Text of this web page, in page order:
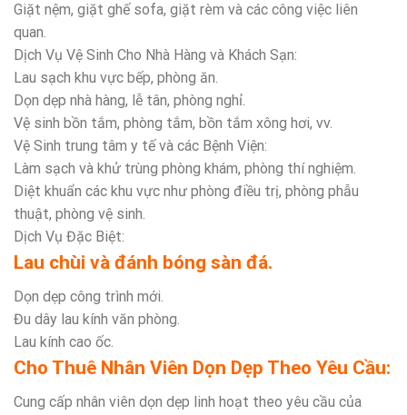
Giặt nệm, giặt ghế sofa, giặt rèm và các công việc liên
quan.
Dịch Vụ Vệ Sinh Cho Nhà Hàng và Khách Sạn:
Lau sạch khu vực bếp, phòng ăn.
Dọn dẹp nhà hàng, lễ tân, phòng nghỉ.
Vệ sinh bồn tắm, phòng tắm, bồn tắm xông hơi, vv.
Vệ Sinh trung tâm y tế và các Bệnh Viện:
Làm sạch và khử trùng phòng khám, phòng thí nghiệm.
Diệt khuẩn các khu vực như phòng điều trị, phòng phẫu
thuật, phòng vệ sinh.
Dịch Vụ Đặc Biệt:
Lau chùi và đánh bóng sàn đá.
Dọn dẹp công trình mới.
Đu dây lau kính văn phòng.
Lau kính cao ốc.
Cho Thuê Nhân Viên Dọn Dẹp Theo Yêu Cầu:
Cung cấp nhân viên dọn dẹp linh hoạt theo yêu cầu của